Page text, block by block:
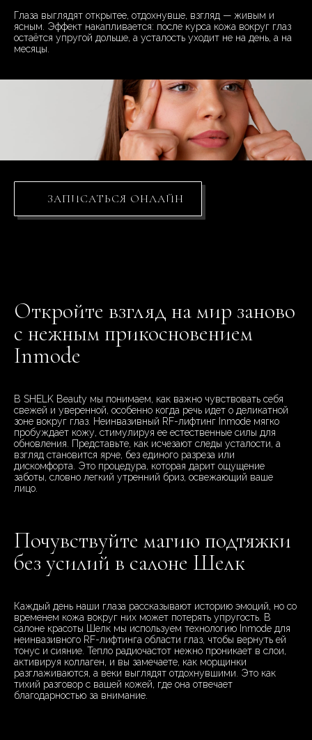
Глаза выглядят открытее, отдохнувше, взгляд — живым и
ясным. Эффект накапливается: после курса кожа вокруг глаз
остаётся упругой дольше, а усталость уходит не на день, а на
месяцы.
ЗАПИСАТЬСЯ ОНЛАЙН
Откройте взгляд на мир заново
с нежным прикосновением
Inmode
В SHELK Beauty мы понимаем, как важно чувствовать себя
свежей и уверенной, особенно когда речь идет о деликатной
зоне вокруг глаз. Неинвазивный RF-лифтинг Inmode мягко
пробуждает кожу, стимулируя ее естественные силы для
обновления. Представьте, как исчезают следы усталости, а
взгляд становится ярче, без единого разреза или
дискомфорта. Это процедура, которая дарит ощущение
заботы, словно легкий утренний бриз, освежающий ваше
лицо.
Почувствуйте магию подтяжки
без усилий в салоне Шелк
Каждый день наши глаза рассказывают историю эмоций, но со
временем кожа вокруг них может потерять упругость. В
салоне красоты Шелк мы используем технологию Inmode для
неинвазивного RF-лифтинга области глаз, чтобы вернуть ей
тонус и сияние. Тепло радиочастот нежно проникает в слои,
активируя коллаген, и вы замечаете, как морщинки
разглаживаются, а веки выглядят отдохнувшими. Это как
тихий разговор с вашей кожей, где она отвечает
благодарностью за внимание.